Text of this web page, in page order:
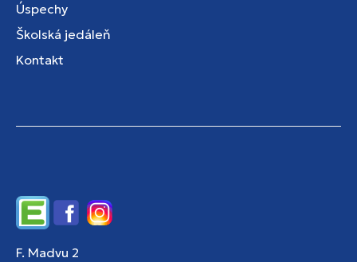
Úspechy
Školská jedáleň
Kontakt
EdupageFacebookInstagram
F. Madvu 2